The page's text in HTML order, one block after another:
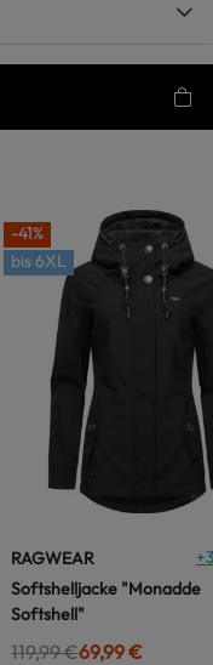
-41%
bis6XL
RAGWEAR +
Softshelljacke "Monadde
Softshell"
119,99 €69,99 €